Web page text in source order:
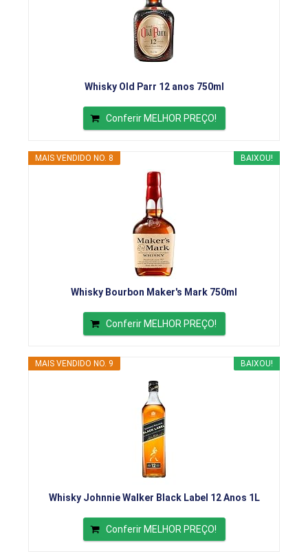
Whisky Old Parr 12 anos 750ml
Conferir MELHOR PREÇO!
BAIXOU!
MAIS VENDIDO NO. 8
Whisky Bourbon Maker's Mark 750ml
Conferir MELHOR PREÇO!
BAIXOU!
MAIS VENDIDO NO. 9
Whisky Johnnie Walker Black Label 12 Anos 1L
Conferir MELHOR PREÇO!